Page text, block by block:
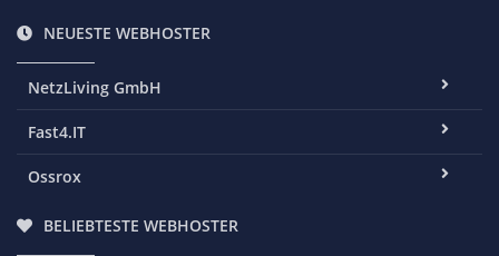
NEUESTE WEBHOSTER
NetzLiving GmbH
Fast4.IT
Ossrox
BELIEBTESTE WEBHOSTER